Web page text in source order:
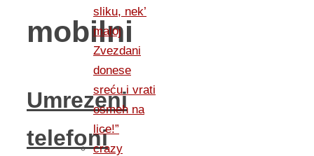
mobilni
Umrezeni
telefoni
sliku, nek’
maloj
Zvezdani
donese
sreću i vrati
osmeh na
lice!”
crazy